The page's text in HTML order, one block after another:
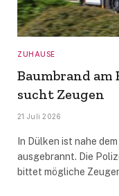
ZUHAUSE
Baumbrand
sucht Zeugen
21 Juli 2026
In Dülken ist nahe
ausgebrannt. Die
bittet mögliche